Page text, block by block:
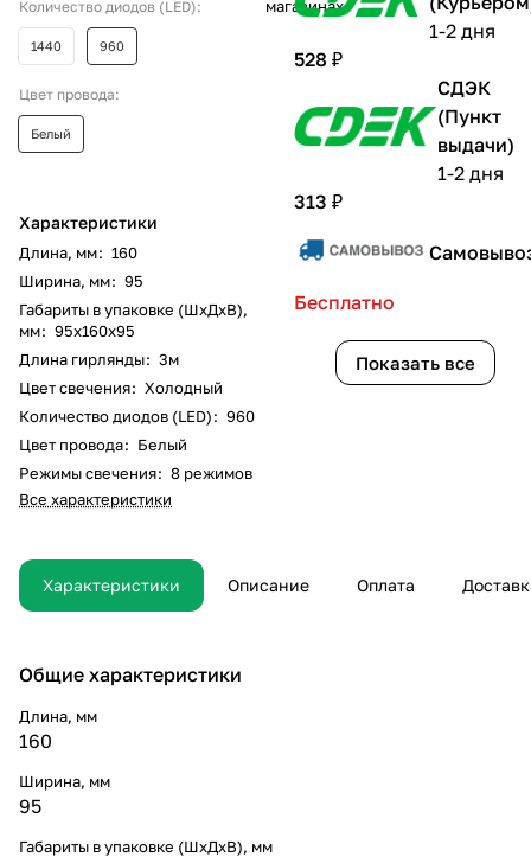
Количество диодов (LED):
1440 960
Цвет провода:
Белый
Характеристики
Длина, мм: 160
Ширина, мм: 95
Габариты в упаковке (ШхДхВ),
мм: 95х160х95
Длина гирлянды: 3м
Цвет свечения: Холодный
Количество диодов (LED): 960
Цвет провода: Белый
Режимы свечения: 8 режимов
Все характеристики
1-2 дня
528 ₽
СДЭК
(Пункт
выдачи)
1-2 дня
313 ₽
Бесплатно
Показать все
магазинах
Характеристики Описание Оплата
Общие характеристики
Длина, мм
160
Ширина, мм
95
Габариты в упаковке (ШхДхВ), мм